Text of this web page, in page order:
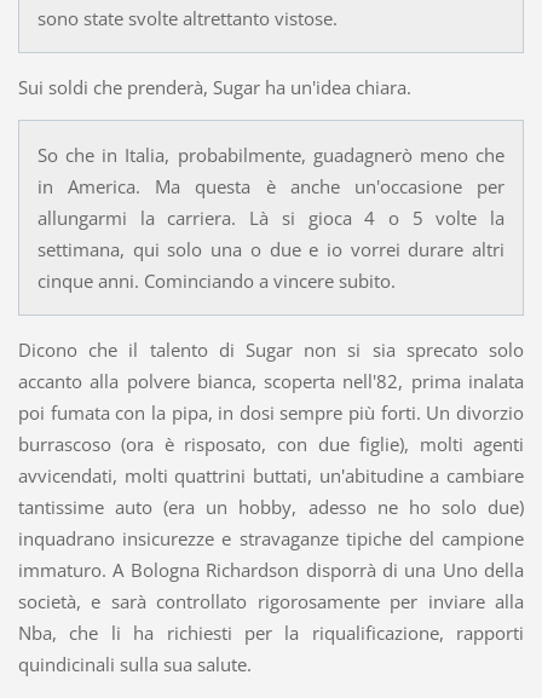
sono state svolte altrettanto vistose.
Sui soldi che prenderà, Sugar ha un'idea chiara.
So che in Italia, probabilmente, guadagnerò meno che
in America. Ma questa è anche un'occasione per
allungarmi la carriera. Là si gioca 4 o 5 volte la
settimana, qui solo una o due e io vorrei durare altri
cinque anni. Cominciando a vincere subito.
Dicono che il talento di Sugar non si sia sprecato solo
accanto alla polvere bianca, scoperta nell'82, prima inalata
poi fumata con la pipa, in dosi sempre più forti. Un divorzio
burrascoso (ora è risposato, con due figlie), molti agenti
avvicendati, molti quattrini buttati, un'abitudine a cambiare
tantissime auto (era un hobby, adesso ne ho solo due)
inquadrano insicurezze e stravaganze tipiche del campione
immaturo. A Bologna Richardson disporrà di una Uno della
società, e sarà controllato rigorosamente per inviare alla
Nba, che li ha richiesti per la riqualificazione, rapporti
quindicinali sulla sua salute.